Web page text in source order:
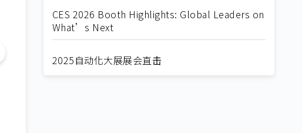
CES 2026 Booth Highlights: Global Leaders on
What’s Next
2025自动化大展展会直击